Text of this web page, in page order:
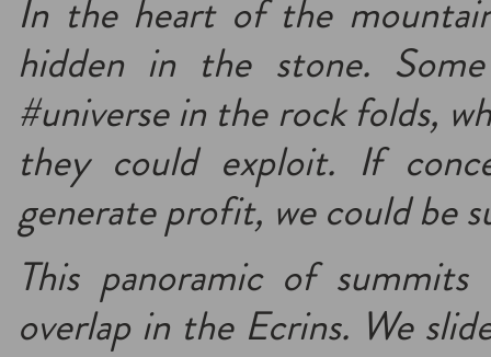
In the heart of the
hidden in the stone.
#universe in the rock folds,
they could exploit. If
generate profit, we could be
This panoramic of
overlap in the Ecrins. We